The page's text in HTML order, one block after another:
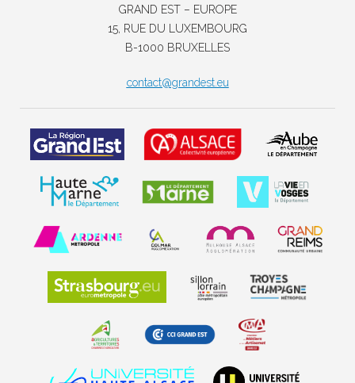
GRAND EST – EUROPE
15, RUE DU LUXEMBOURG
B-1000 BRUXELLES
contact@grandest.eu